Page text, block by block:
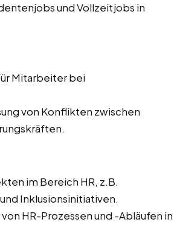
und Vollzeitjobs in
Mitarbeiter bei
von Konflikten zwischen
im Bereich HR, z.B.
Inklusionsinitiativen.
HR-Prozessen und -Abläufen in